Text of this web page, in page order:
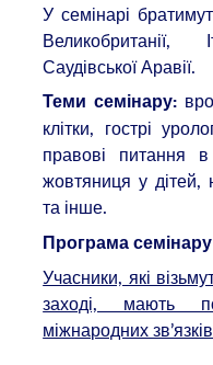
У семінарі
Великобританії,
Саудівської Аравії.
Теми семінару:
клітки, гострі
правові питання в
жовтяниця у дітей,
та інше.
Програма семінару
Учасники, які
заході, мають
міжнародних